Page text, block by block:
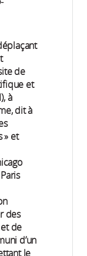
de
et
à
dit à
» et
des
de
d’un
le